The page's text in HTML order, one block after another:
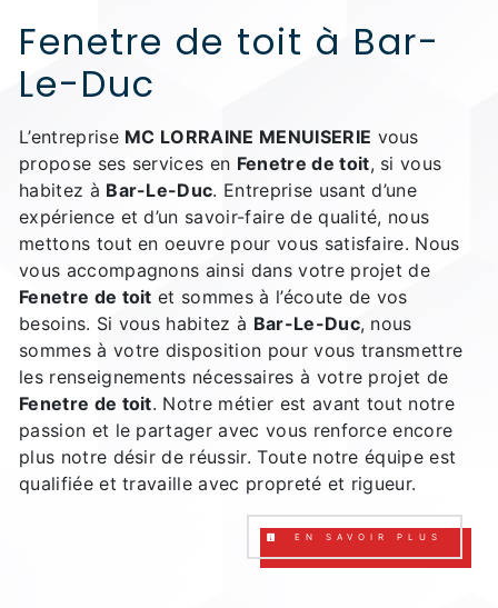
Fenetre de toit à Bar-
Le-Duc
L’entreprise MC LORRAINE MENUISERIE vous
propose ses services en Fenetre de toit, si vous
habitez à Bar-Le-Duc. Entreprise usant d’une
expérience et d’un savoir-faire de qualité, nous
mettons tout en oeuvre pour vous satisfaire. Nous
vous accompagnons ainsi dans votre projet de
Fenetre de toit et sommes à l’écoute de vos
besoins. Si vous habitez à Bar-Le-Duc, nous
sommes à votre disposition pour vous transmettre
les renseignements nécessaires à votre projet de
Fenetre de toit. Notre métier est avant tout notre
passion et le partager avec vous renforce encore
plus notre désir de réussir. Toute notre équipe est
qualifiée et travaille avec propreté et rigueur.
EN SAVOIR PLUS